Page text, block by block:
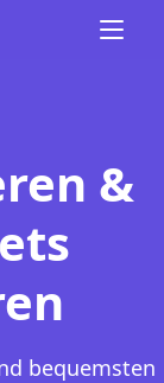
&
bequemsten